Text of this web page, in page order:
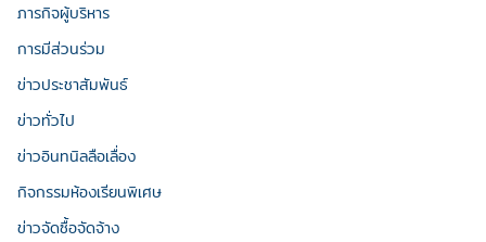
ภารกิจผู้บริหาร
การมีส่วนร่วม
ข่าวประชาสัมพันธ์
ข่าวทั่วไป
ข่าวอินทนิลลือเลื่อง
กิจกรรมห้องเรียนพิเศษ
ข่าวจัดซื้อจัดจ้าง